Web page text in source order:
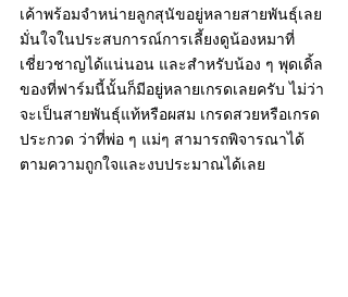
เค้าพร้อมจำหน่ายลูกสุนัขอยู่หลายสายพันธุ์เลย
มั่นใจในประสบการณ์การเลี้ยงดูน้องหมาที่
เชี่ยวชาญได้แน่นอน และสำหรับน้อง ๆ พุดเดิ้ล
ของที่ฟาร์มนี้นั้นก็มีอยู่หลายเกรดเลยครับ ไม่ว่า
จะเป็นสายพันธุ์แท้หรือผสม เกรดสวยหรือเกรด
ประกวด ว่าที่พ่อ ๆ แม่ๆ สามารถพิจารณาได้
ตามความถูกใจและงบประมาณได้เลย